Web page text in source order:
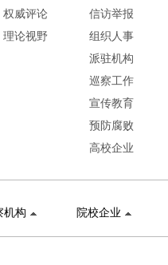
权威评论
理论视野
信访举报
组织人事
派驻机构
巡察工作
宣传教育
预防腐败
高校企业
机构 院校企业